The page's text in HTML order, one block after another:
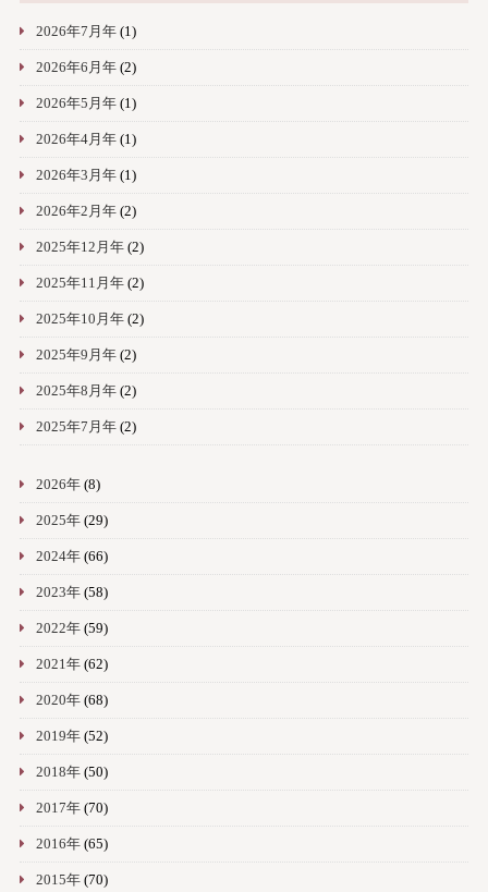
2026年7月年(1)
2026年6月年(2)
2026年5月年(1)
2026年4月年(1)
2026年3月年(1)
2026年2月年(2)
2025年12月年(2)
2025年11月年(2)
2025年10月年(2)
2025年9月年(2)
2025年8月年(2)
2025年7月年(2)
2026年(8)
2025年(29)
2024年(66)
2023年(58)
2022年(59)
2021年(62)
2020年(68)
2019年(52)
2018年(50)
2017年(70)
2016年(65)
2015年(70)